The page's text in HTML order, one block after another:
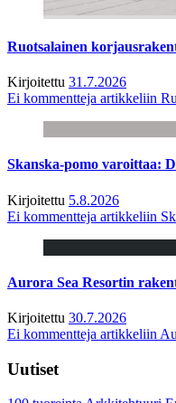
Ruotsalainen
Kirjoitettu 31.7.2026
Ei kommentteja artikkeliin
Skanska-pomo varoittaa:
Kirjoitettu 5.8.2026
Ei kommentteja artikkeliin
Aurora Sea Resortin
Kirjoitettu 30.7.2026
Ei kommentteja artikkeliin
Uutiset